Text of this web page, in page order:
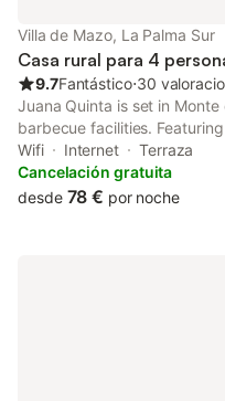
Villa de Mazo, La Palma Sur
Casa rural para 4
9.7Fantástico⋅30
Juana Quinta is set in
barbecue facilities.
country house also features
Wifi Internet
Terraza
Cancelación gratuita
desde 78 € por noche